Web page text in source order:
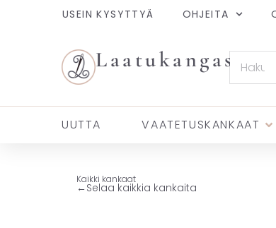
USEIN KYSYTTYÄ OHJEITA
Laatukangas
UUTTA VAATETUSKANKAAT
Kaikki kankaat
←Selaa kaikkia kankaita